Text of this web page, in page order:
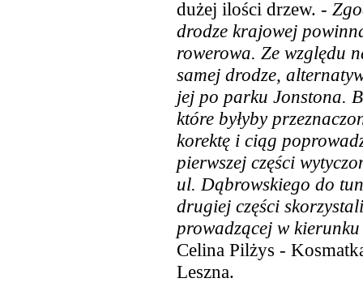
dużej ilości drzew. -
drodze krajowej
rowerowa. Ze względu
samej drodze,
jej po parku Jonstona.
które byłyby
korektę i ciąg
pierwszej części
ul. Dąbrowskiego do
drugiej części
prowadzącej w
Celina Pilżys -
Leszna.